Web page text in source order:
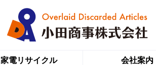
家電リサイクル 会社案内